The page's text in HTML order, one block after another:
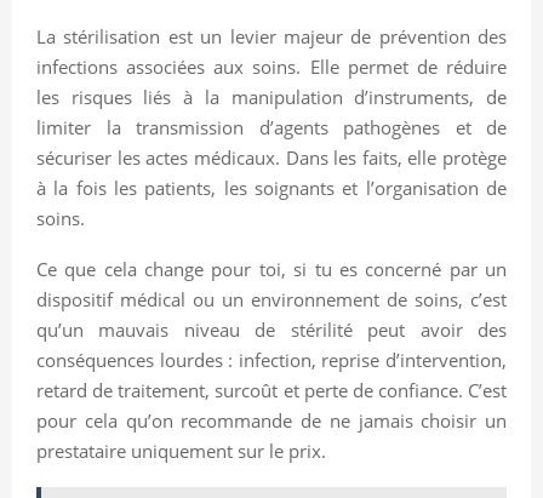
La stérilisation est un levier majeur de prévention des
infections associées aux soins. Elle permet de réduire
les risques liés à la manipulation d’instruments, de
limiter la transmission d’agents pathogènes et de
sécuriser les actes médicaux. Dans les faits, elle protège
à la fois les patients, les soignants et l’organisation de
soins.
Ce que cela change pour toi, si tu es concerné par un
dispositif médical ou un environnement de soins, c’est
qu’un mauvais niveau de stérilité peut avoir des
conséquences lourdes : infection, reprise d’intervention,
retard de traitement, surcoût et perte de confiance. C’est
pour cela qu’on recommande de ne jamais choisir un
prestataire uniquement sur le prix.